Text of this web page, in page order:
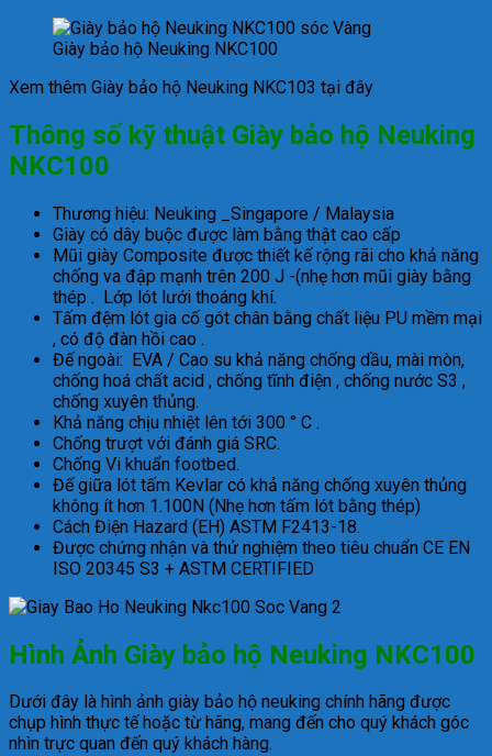
Giày bảo hộ Neuking NKC100
Xem thêm Giày bảo hộ Neuking NKC103 tại đây
Thông số kỹ thuật Giày bảo hộ Neuking
NKC100
Thương hiệu: Neuking _Singapore / Malaysia
Giày có dây buộc được làm bằng thật cao cấp
Mũi giày Composite được thiết kế rộng rãi cho khả năng
chống va đập mạnh trên 200 J -(nhẹ hơn mũi giày bằng
thép . Lớp lót lưới thoáng khí.
Tấm đệm lót gia cố gót chân bằng chất liệu PU mềm mại
, có độ đàn hồi cao .
Đế ngoài: EVA / Cao su khả năng chống dầu, mài mòn,
chống hoá chất acid , chống tĩnh điện , chống nước S3 ,
chống xuyên thủng.
Khả năng chịu nhiệt lên tới 300 ° C .
Chống trượt với đánh giá SRC.
Chống Vi khuẩn footbed.
Đế giữa lót tấm Kevlar có khả năng chống xuyên thủng
không ít hơn 1.100N (Nhẹ hơn tấm lót bằng thép)
Cách Điện Hazard (EH) ASTM F2413-18.
Được chứng nhận và thử nghiệm theo tiêu chuẩn CE EN
ISO 20345 S3 + ASTM CERTIFIED
Hình Ảnh Giày bảo hộ Neuking NKC100
Dưới đây là hình ảnh giày bảo hộ neuking chính hãng được
chụp hình thực tế hoặc từ hãng, mang đến cho quý khách góc
nhìn trực quan đến quý khách hàng.